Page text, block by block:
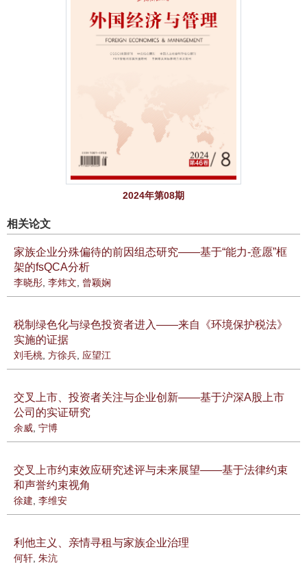
2024年第08期
相关论文
家族企业分殊偏待的前因组态研究——基于“能力-意愿”框
架的fsQCA分析
李晓彤 李炜文 曾颖娴
税制绿色化与绿色投资者进入——来自《环境保护税法》
实施的证据
刘毛桃 方徐兵 应望江
交叉上市、投资者关注与企业创新——基于沪深A股上市
公司的实证研究
余威 宁博
交叉上市约束效应研究述评与未来展望——基于法律约束
和声誉约束视角
徐建 李维安
利他主义、亲情寻租与家族企业治理
何轩 朱沆